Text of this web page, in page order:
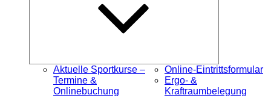
Aktuelle Sportkurse –
Termine &
Onlinebuchung
Online-Eintrittsformular
Ergo- &
Kraftraumbelegung